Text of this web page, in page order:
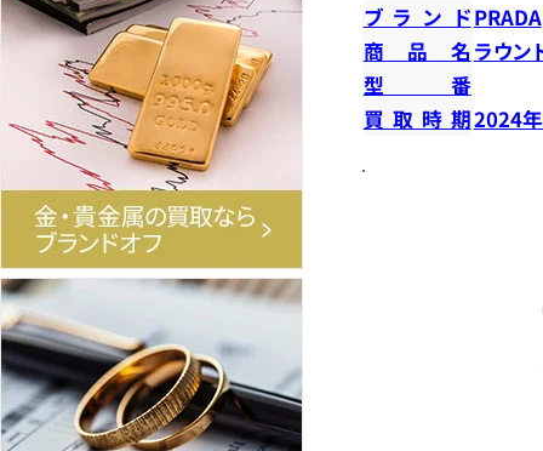
ブランドPRADA
商品名 ラウン
型番
買取時期2024